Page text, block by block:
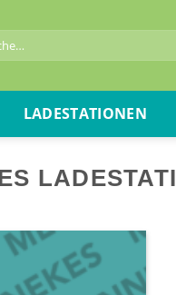
LADESTATIONEN